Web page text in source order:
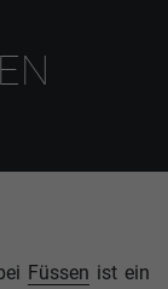
Füssen ist ein